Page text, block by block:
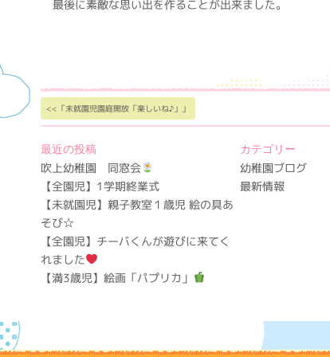
最後に素敵な思い出を作ることが出来ました。
<<「未就園児園庭開放「楽しいね♪」」
最近の投稿
吹上幼稚園 同窓会
【全園児】1学期終業式
【未就園児】親子教室１歳児 絵の具あ
そび☆
【全園児】チーバくんが遊びに来てく
れました
【満3歳児】絵画「パプリカ」
カテゴリー
幼稚園ブログ
最新情報